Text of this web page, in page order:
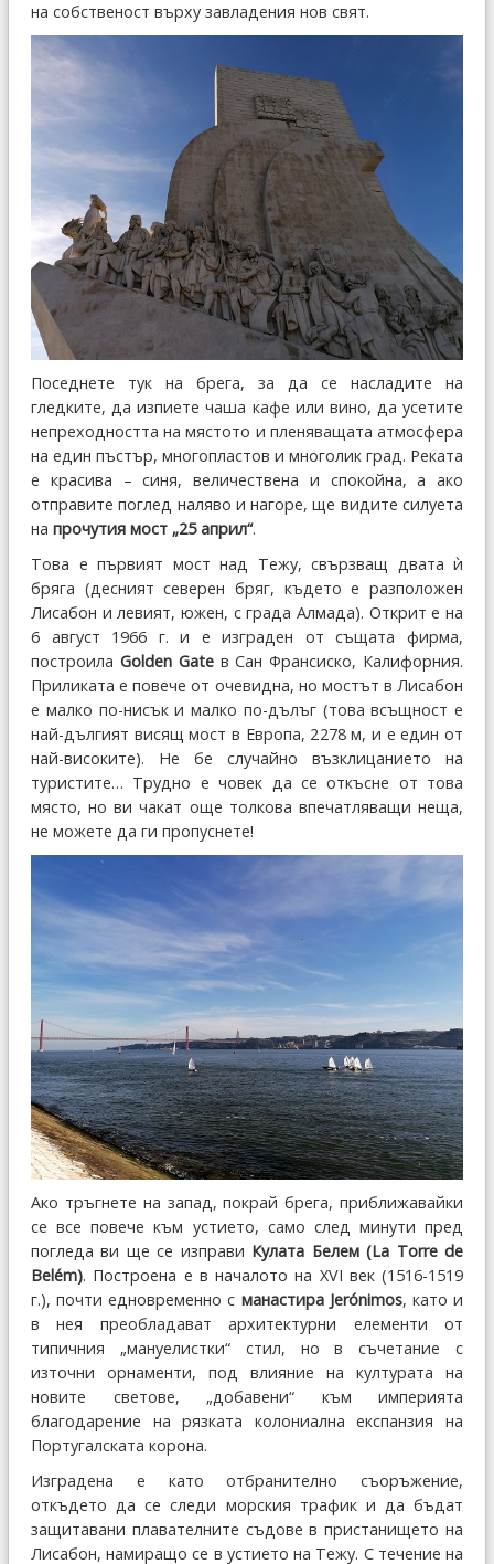
на собственост върху завладения нов свят.
Поседнете тук на брега, за да се насладите на
гледките, да изпиете чаша кафе или вино, да усетите
непреходността на мястото и пленяващата атмосфера
на един пъстър, многопластов и многолик град. Реката
е красива – синя, величествена и спокойна, а ако
отправите поглед наляво и нагоре, ще видите силуета
на прочутия мост „25 април“.
Това е първият мост над Тежу, свързващ двата ѝ
бряга (десният северен бряг, където е разположен
Лисабон и левият, южен, с града Алмада). Открит е на
6 август 1966 г. и е изграден от същата фирма,
построила Golden Gateв Сан Франсиско, Калифорния.
Приликата е повече от очевидна, но мостът в Лисабон
е малко по-нисък и малко по-дълъг (това всъщност е
най-дългият висящ мост в Европа, 2278 м, и е един от
най-високите). Не бе случайно възклицанието на
туристите… Трудно е човек да се откъсне от това
място, но ви чакат още толкова впечатляващи неща,
не можете да ги пропуснете!
Ако тръгнете на запад, покрай брега, приближавайки
се все повече към устието, само след минути пред
погледа ви ще се изправи Кулата Белем (La Torre de
Belém). Построена е в началото на XVI век (1516-1519
г.), почти едновременно с манастира Jerónimos, като и
в нея преобладават архитектурни елементи от
типичния „мануелистки“ стил, но в съчетание с
източни орнаменти, под влияние на културата на
новите светове, „добавени“ към империята
благодарение на рязката колониална експанзия на
Португалската корона.
Изградена е като отбранително съоръжение,
откъдето да се следи морския трафик и да бъдат
защитавани плавателните съдове в пристанището на
Лисабон, намиращо се в устието на Тежу. С течение на